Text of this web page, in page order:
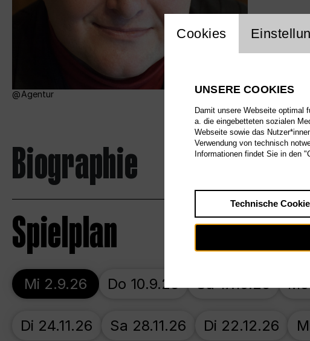
Agentur
Biographie
Spielplan
Mi 2.9.26 Do 10.9.26 Sa 17.10.26
Di 24.11.26 Sa 28.11.26 Di 22.12.26
Einstellung
Cookies
UNSERE COOKIES
Damit unsere Webseite optimal
a. die eingebetteten sozialen
Webseite sowie das
Verwendung von technisch
Informationen findet Sie in den
Technische